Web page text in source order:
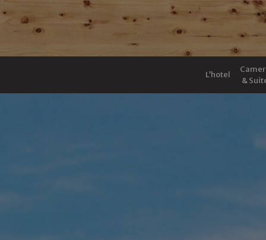
L’hotel
&